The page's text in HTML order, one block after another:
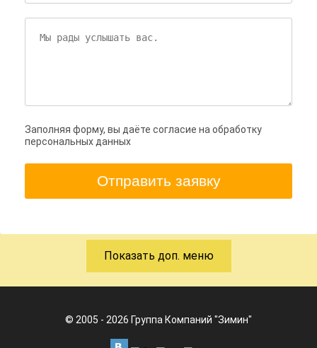
Заполняя форму, вы даёте согласие на обработку
персональных данных
Отправить заявку
Показать доп. меню
© 2005 - 2026 Группа Компаний "Зимин"